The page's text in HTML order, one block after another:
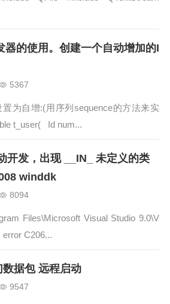
器的使用。创建一个自动增加的I
5367
为自增:(用序列sequence的方法来实
t_user( Id num...
开发，出现 __IN_ 未定义的类
winddk
8094
Files\Microsoft Visual Studio 9.0\V
C206...
据包 远程启动
9547